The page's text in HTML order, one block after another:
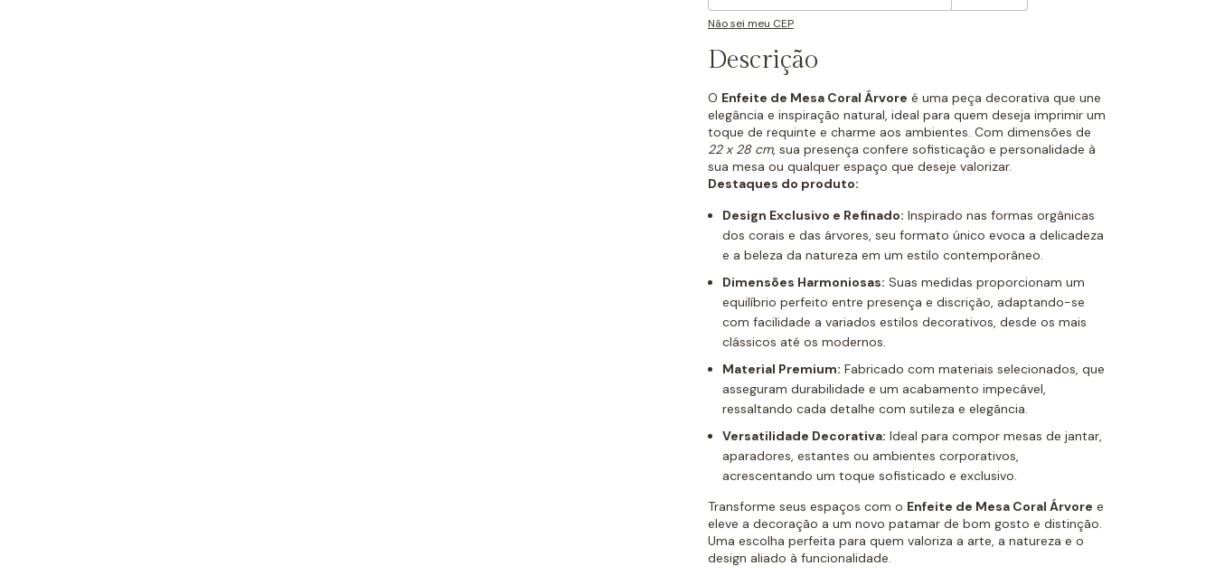
Não sei meu CEP
Descrição
O Enfeite de Mesa Coral Árvore é uma peça decorativa que une
elegância e inspiração natural, ideal para quem deseja imprimir um
toque de requinte e charme aos ambientes. Com dimensões de
22 x 28 cm, sua presença confere sofisticação e personalidade à
sua mesa ou qualquer espaço que deseje valorizar.
Destaques do produto:
Design Exclusivo e Refinado: Inspirado nas formas orgânicas
dos corais e das árvores, seu formato único evoca a delicadeza
e a beleza da natureza em um estilo contemporâneo.
Dimensões Harmoniosas: Suas medidas proporcionam um
equilíbrio perfeito entre presença e discrição, adaptando-se
com facilidade a variados estilos decorativos, desde os mais
clássicos até os modernos.
Material Premium: Fabricado com materiais selecionados, que
asseguram durabilidade e um acabamento impecável,
ressaltando cada detalhe com sutileza e elegância.
Versatilidade Decorativa: Ideal para compor mesas de jantar,
aparadores, estantes ou ambientes corporativos,
acrescentando um toque sofisticado e exclusivo.
Transforme seus espaços com o Enfeite de Mesa Coral Árvore e
eleve a decoração a um novo patamar de bom gosto e distinção.
Uma escolha perfeita para quem valoriza a arte, a natureza e o
design aliado à funcionalidade.